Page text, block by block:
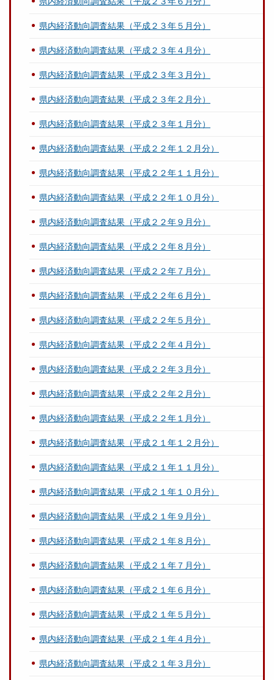
県内経済動向調査結果（平成２３年５月分）
県内経済動向調査結果（平成２３年４月分）
県内経済動向調査結果（平成２３年３月分）
県内経済動向調査結果（平成２３年２月分）
県内経済動向調査結果（平成２３年１月分）
県内経済動向調査結果（平成２２年１２月分）
県内経済動向調査結果（平成２２年１１月分）
県内経済動向調査結果（平成２２年１０月分）
県内経済動向調査結果（平成２２年９月分）
県内経済動向調査結果（平成２２年８月分）
県内経済動向調査結果（平成２２年７月分）
県内経済動向調査結果（平成２２年６月分）
県内経済動向調査結果（平成２２年５月分）
県内経済動向調査結果（平成２２年４月分）
県内経済動向調査結果（平成２２年３月分）
県内経済動向調査結果（平成２２年２月分）
県内経済動向調査結果（平成２２年１月分）
県内経済動向調査結果（平成２１年１２月分）
県内経済動向調査結果（平成２１年１１月分）
県内経済動向調査結果（平成２１年１０月分）
県内経済動向調査結果（平成２１年９月分）
県内経済動向調査結果（平成２１年８月分）
県内経済動向調査結果（平成２１年７月分）
県内経済動向調査結果（平成２１年６月分）
県内経済動向調査結果（平成２１年５月分）
県内経済動向調査結果（平成２１年４月分）
県内経済動向調査結果（平成２１年３月分）